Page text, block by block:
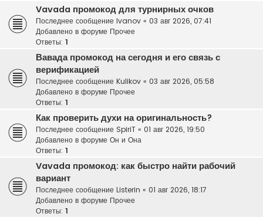
Vavada промокод для турнирных очков
Последнее сообщение Ivanov « 03 авг 2026, 07:41
Добавлено в форуме Прочее
Ответы: 1
Вавада промокод на сегодня и его связь с
верификацией
Последнее сообщение Kulikov « 03 авг 2026, 05:58
Добавлено в форуме Прочее
Ответы: 1
Как проверить духи на оригинальность?
Последнее сообщение SpiriT « 01 авг 2026, 19:50
Добавлено в форуме Он и Она
Ответы: 1
Vavada промокод: как быстро найти рабочий
вариант
Последнее сообщение Listerin « 01 авг 2026, 18:17
Добавлено в форуме Прочее
Ответы: 1